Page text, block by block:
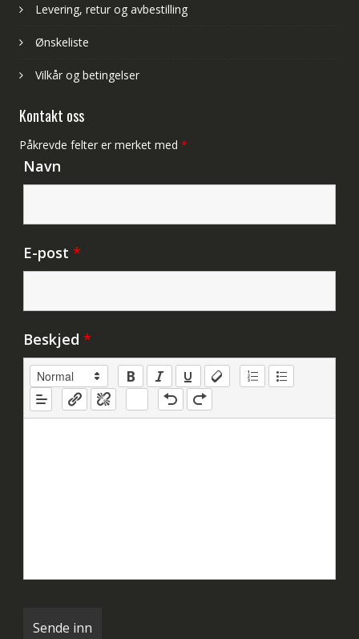
Levering, retur og avbestilling
Ønskeliste
Vilkår og betingelser
Kontakt oss
Påkrevde felter er merket med *
Navn
E-post *
Beskjed *